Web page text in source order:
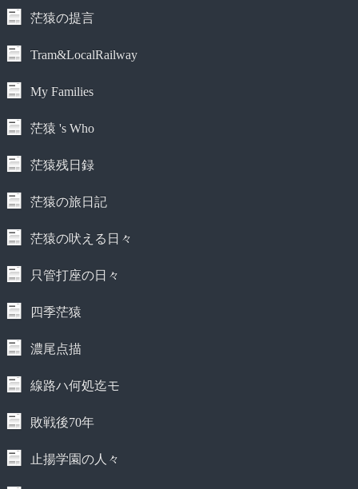
茫猿の提言
Tram&LocalRailway
My Families
茫猿 's Who
茫猿残日録
茫猿の旅日記
茫猿の吠える日々
只管打座の日々
四季茫猿
濃尾点描
線路ハ何処迄モ
敗戦後70年
止揚学園の人々